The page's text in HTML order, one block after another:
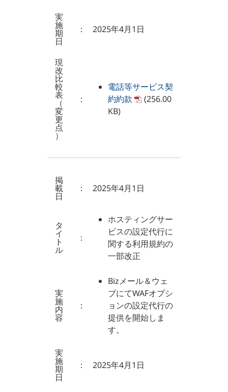
実
施
期
日
： 2025年4月1日
現
改
比
較
表
（
変
更
点
）
：
電話等サービス契
約約款
(256.00
KB)
掲
載
日
： 2025年4月1日
タ
イ
ト
ル
：
ホスティングサー
ビスの設定代行に
関する利用規約の
一部改正
実
施
内
容
：
Bizメール＆ウェ
ブにてWAFオプシ
ョンの設定代行の
提供を開始しま
す。
実
施
期
日
： 2025年4月1日